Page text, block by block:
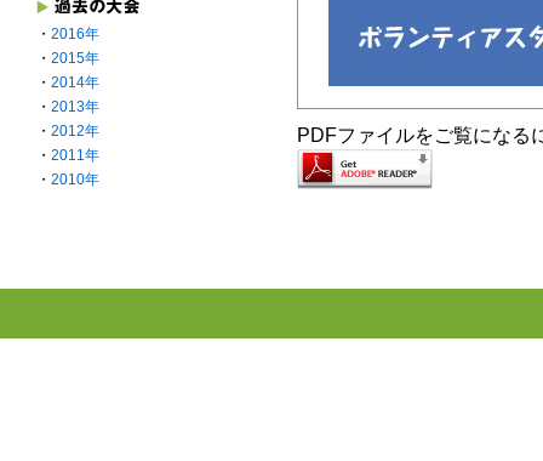
・ 2016年
・ 2015年
・ 2014年
・ 2013年
・ 2012年
・ 2011年
・ 2010年
PDFファイルをご覧になる